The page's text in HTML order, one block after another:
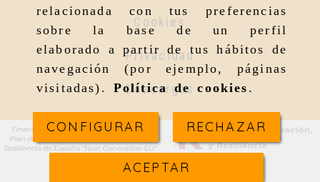
relacionada con tus preferencias
sobre la base de un perfil
elaborado a partir de tus hábitos de
navegación (por ejemplo, páginas
visitadas). Política de cookies .
CONFIGURAR RECHAZAR
ACEPTAR
Cookies
Privacidad
Descargas